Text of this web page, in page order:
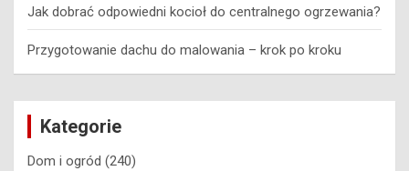
Jak dobrać odpowiedni kocioł do centralnego ogrzewania?
Przygotowanie dachu do malowania – krok po kroku
Kategorie
Dom i ogród (240)